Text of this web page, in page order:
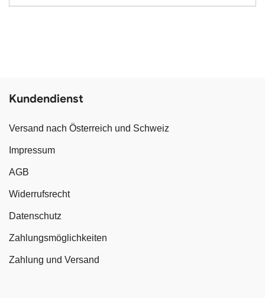
Kundendienst
Versand nach Österreich und Schweiz
Impressum
AGB
Widerrufsrecht
Datenschutz
Zahlungsmöglichkeiten
Zahlung und Versand